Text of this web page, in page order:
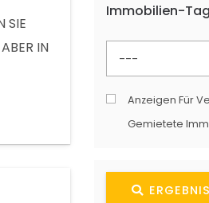
SIE
IN
Immobilien-Tag
Anzeigen Für
Gemietete